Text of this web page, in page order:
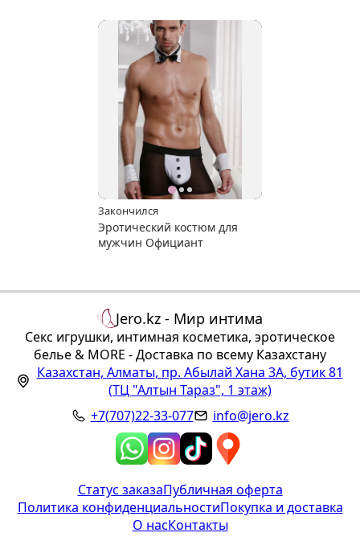
Закончился
Эротический костюм для
мужчин Официант
Jero.kz - Мир интима
Секс игрушки, интимная косметика, эротическое
белье & MORE - Доставка по всему Казахстану
Казахстан, Алматы, пр. Абылай Хана 3А, бутик 81
(ТЦ "Алтын Тараз", 1 этаж)
+7(707)22-33-077
info@jero.kz
Статус заказаПубличная оферта
Политика конфиденциальностиПокупка и доставка
О насКонтакты